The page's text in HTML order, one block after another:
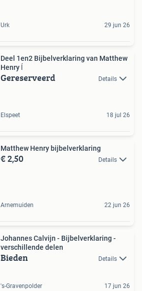
Urk 29 jun 26
Deel 1en2 Bijbelverklaring van Matthew
Henry ĺ
Gereserveerd Details
Elspeet 18 jul 26
Matthew Henry bijbelverklaring
€ 2,50 Details
Arnemuiden 22 jun 26
Johannes Calvijn - Bijbelverklaring -
verschillende delen
Bieden Details
's-Gravenpolder 17 jun 26